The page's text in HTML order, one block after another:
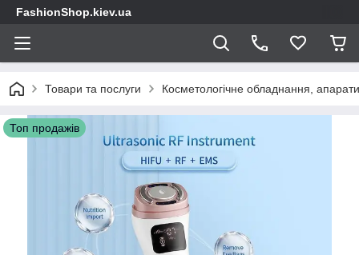
FashionShop.kiev.ua
Товари та послуги Косметологічне обладнання,
Топ продажів